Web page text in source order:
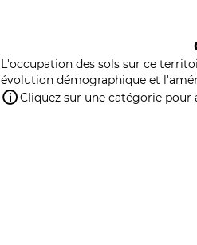
L'occupation des sols sur ce
évolution démographique et
Cliquez sur une catégorie pour